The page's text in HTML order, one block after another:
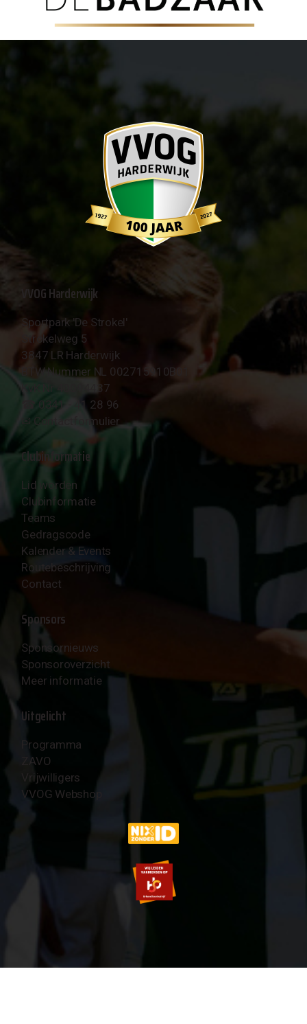
VVOG Harderwijk
Sportpark 'De Strokel'
Strokelweg 5
3847 LR Harderwijk
BTW Nummer NL 002715910B01
KvK Nr 40094437
☎︎ 0341 - 41 28 96
✉︎ Contactformulier
Clubinformatie
Lid worden
Clubinformatie
Teams
Gedragscode
Kalender & Events
Routebeschrijving
Contact
Sponsors
Sponsornieuws
Sponsoroverzicht
Meer informatie
Uitgelicht
Programma
ZAVO
Vrijwilligers
VVOG Webshop